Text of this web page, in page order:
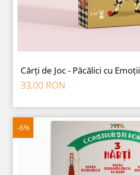
Cărți de Joc - Păcălici cu Emoții
33,00 RON
-6%